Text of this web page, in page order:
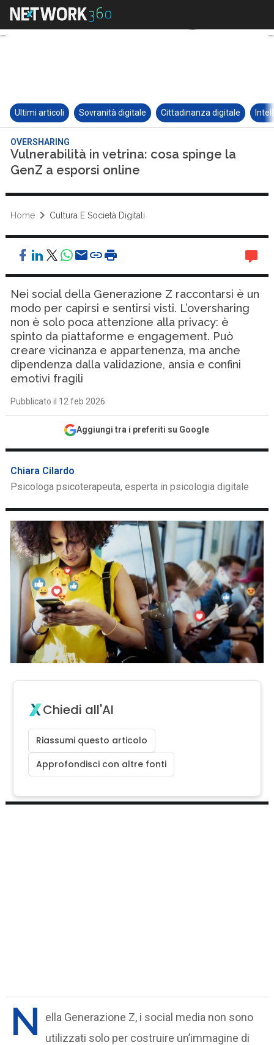
Ultimi articoli Sovranità digitale Cittadinanza digitale
OVERSHARING
Vulnerabilità in vetrina: cosa spinge la
GenZ a esporsi online
Home Cultura E Società Digitali
Nei social della Generazione Z raccontarsi è un
modo per capirsi e sentirsi visti. L’oversharing
non è solo poca attenzione alla privacy: è
spinto da piattaforme e engagement. Può
creare vicinanza e appartenenza, ma anche
dipendenza dalla validazione, ansia e confini
emotivi fragili
Pubblicato il 12 feb 2026
Aggiungi tra i preferiti su Google
Chiara Cilardo
Psicologa psicoterapeuta, esperta in psicologia digitale
Chiedi all'AI
Riassumi questo articolo
Approfondisci con altre fonti
N
ella Generazione Z, i social media non sono
utilizzati solo per costruire un’immagine di